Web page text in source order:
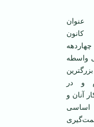
کانون
واسطه
و در
آنان و
اساسی